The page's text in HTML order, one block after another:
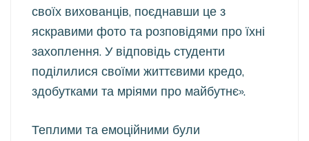
своїх вихованців, поєднавши це з
яскравими фото та розповідями про їхні
захоплення. У відповідь студенти
поділилися своїми життєвими кредо,
здобутками та мріями про майбутнє».
Теплими та емоційними були